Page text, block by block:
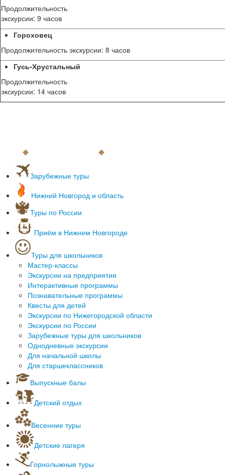
Продолжительность
экскурсии: 9 часов
Гороховец
Продолжительность экскурсии: 8 часов
Гусь-Хрустальный
Продолжительность
экскурсии: 14 часов
Зарубежные туры
С вылетом из Москвы
Раннее бронирование 2018
Пляжный отдых
Лечение зарубежом
Обучение зарубежом
Экскурсионные туры по Европе
Спортивные туры
Отдых родителей с детьми
Нижний Новгород и область
Туры по России
Туры по России и СНГ
Туры выходного дня
Горнолыжные туры в России
Cанатории и дома отдыха России
Экскурсионные туры
Туры из Нижнего Новгорода
Приём в Нижнем Новгороде
Туры для школьников
Мастер-классы
Экскурсии на предприятия
Интерактивные программы
Познавательные программы
Квесты для детей
Экскурсии по Нижегородской области
Экскурсии по России
Зарубежные туры для школьников
Однодневные экскурсии
Для начальной школы
Для старшеклассников
Выпускные балы
Детский отдых
Новогодний детский отдых
Квесты для детей
Весенние туры
Масленичные гулянья
Детские лагеря
Лагеря Нижегородской области
Лагеря Чувашии
Горнолыжные туры